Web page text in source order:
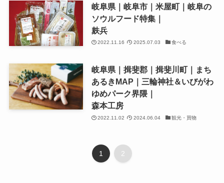
岐阜県｜岐阜市｜米屋町｜岐阜の
ソウルフード特集｜
麸兵
2022.11.16 2025.07.03 食べる
岐阜県｜揖斐郡｜揖斐川町｜まち
あるきMAP｜三輪神社＆いびがわ
ゆめパーク界隈｜
森本工房
2022.11.02 2024.06.04 観光・買物
1 2